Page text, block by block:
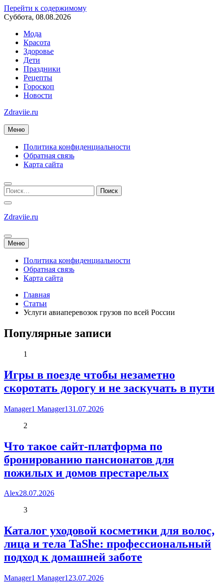
Перейти к содержимому
Суббота, 08.08.2026
Мода
Красота
Здоровье
Дети
Праздники
Рецепты
Гороскоп
Новости
Zdraviie.ru
Меню
Политика конфиденциальности
Обратная связь
Карта сайта
Zdraviie.ru
Меню
Политика конфиденциальности
Обратная связь
Карта сайта
Главная
Статьи
Услуги авиаперевозок грузов по всей России
Популярные записи
1
Игры в поезде чтобы незаметно
скоротать дорогу и не заскучать в пути
Manager1 Manager131.07.2026
2
Что такое сайт-платформа по
бронированию пансионатов для
пожилых и домов престарелых
Alex28.07.2026
3
Каталог уходовой косметики для волос,
лица и тела TaShe: профессиональный
подход к домашней заботе
Manager1 Manager1 23.07.2026